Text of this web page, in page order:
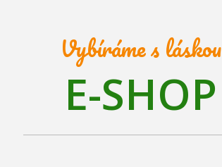
Vybíráme s láskou
E-SHOP